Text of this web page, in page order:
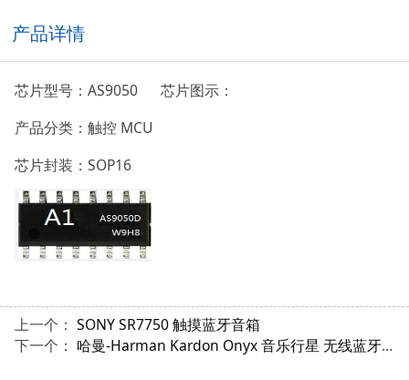
产品详情
芯片型号：AS9050
芯片图示：
产品分类：触控 MCU
芯片封装：SOP16
上一个： SONY SR7750 触摸蓝牙音箱
下一个： 哈曼-Harman Kardon Onyx 音乐行星 无线蓝牙音响